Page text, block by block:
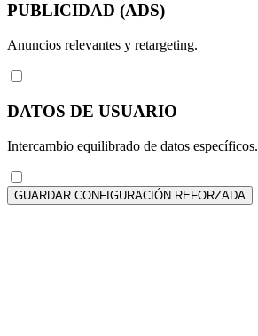
PUBLICIDAD (ADS)
Anuncios relevantes y retargeting.
DATOS DE USUARIO
Intercambio equilibrado de datos específicos.
GUARDAR CONFIGURACIÓN REFORZADA